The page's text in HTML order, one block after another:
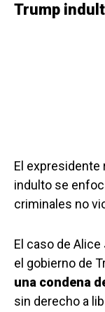
Trump
El expresidente
indulto se
criminales no
El caso de
el gobierno de
una condena
sin derecho a